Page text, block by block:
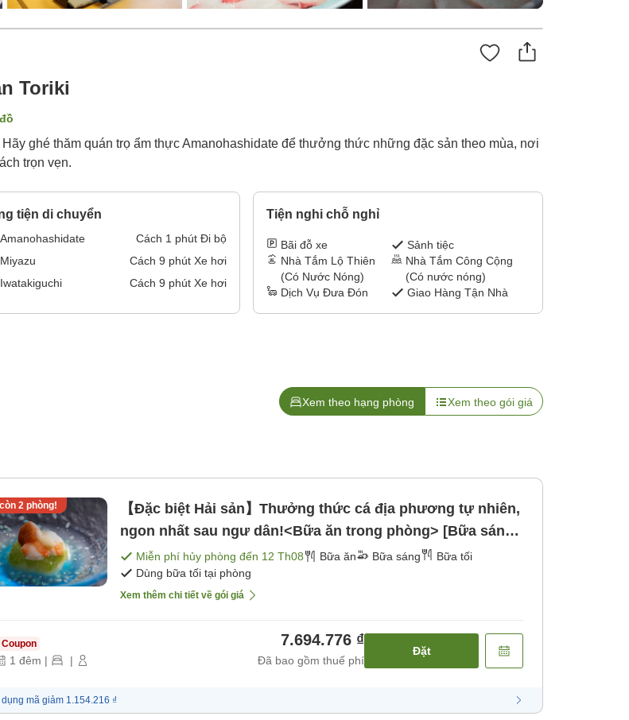
Toriki
ghé thăm quán trọ ẩm thực Amanohashidate để thưởng thức những đặc sản theo mùa, nơi
trọn vẹn.
tiện di chuyển
Cách 1 phút Đi bộ
Cách 9 phút Xe hơi
Cách 9 phút Xe hơi
Tiện nghi chỗ nghỉ
Bãi đỗ xe
Sảnh tiệc
Nhà Tắm Lộ Thiên
(Có Nước Nóng)
Nhà Tắm Công Cộng
(Có nước nóng)
Dịch Vụ Đưa Đón
Giao Hàng Tận Nhà
Xem theo hạng phòng Xem theo gói giá
2phòng!
【Đặc biệt Hải sản】Thưởng thức cá địa phương tự nhiên,
ngon nhất sau ngư dân!<Bữa ăn trong phòng> [Bữa sáng]
[Bữa tối]
Miễn phí hủy phòng đến 12 Th08 Bữa ăn Bữa sáng
Bữa tối
Dùng bữa tối tại phòng
Xem thêm chi tiết về gói giá
Coupon
1 đêm | |
7.694.776 ₫
Đã bao gồm thuế phí
Đặt
dụng mã giảm 1.154.216 ₫